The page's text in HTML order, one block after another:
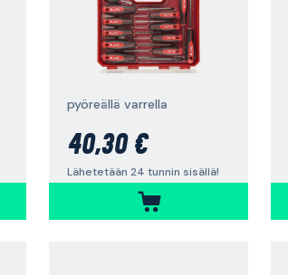
pyöreällä varrella
40,30 €
Lähetetään 24 tunnin sisällä!